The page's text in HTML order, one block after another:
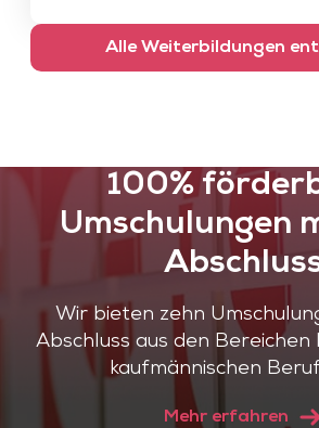
Alle Weiterbildungen
100%
Umschulungen
Wir bieten zehn
Abschluss aus den Bereichen
kaufmännischen
Mehr erfahren